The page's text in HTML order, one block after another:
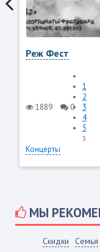
Реж Фест
1889 0
1
2
3
4
5
3
Концерты
МЫ
Скидки Семья